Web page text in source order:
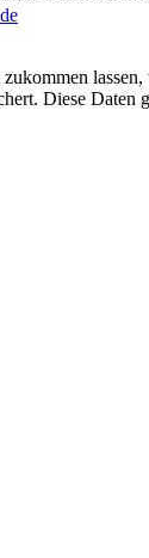
Diese